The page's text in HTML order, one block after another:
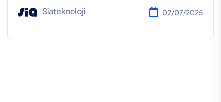
Siateknoloji 02/07/2025